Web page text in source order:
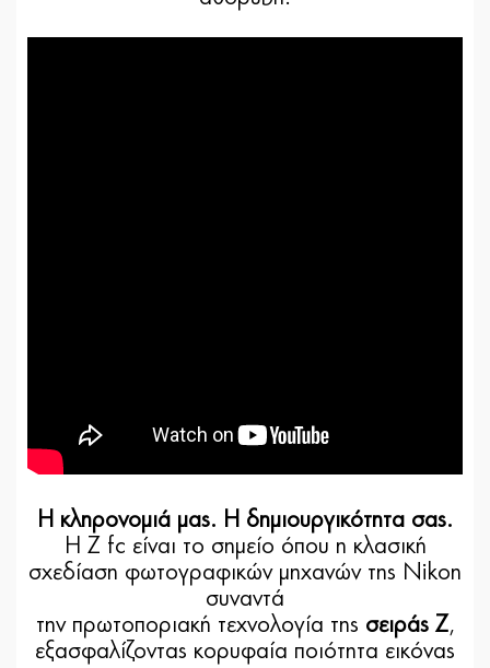
Η κληρονομιά μας. Η δημιουργικότητα σας.
Η Z fc είναι το σημείο όπου η κλασική
σχεδίαση φωτογραφικών μηχανών της Nikon
συναντά
την πρωτοποριακή τεχνολογία της σειράς Z,
εξασφαλίζοντας κορυφαία ποιότητα εικόνας